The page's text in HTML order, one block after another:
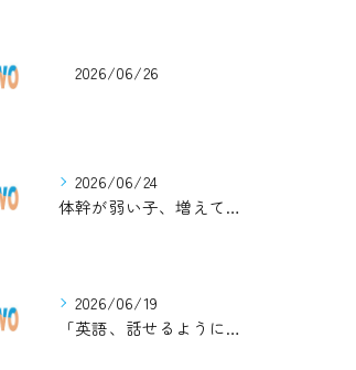
2026/06/26
2026/06/24
体幹が弱い子、増えています。英語ジムナスティックで楽しく解決！
2026/06/19
「英語、話せるようになりたい」中学生・高校生のためのZoomレッスン